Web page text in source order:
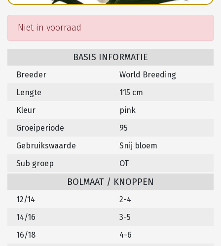
Niet in voorraad
BASIS INFORMATIE
Breeder
World Breeding
Lengte
115 cm
Kleur
pink
Groeiperiode
95
Gebruikswaarde
Snij bloem
Sub groep
OT
BOLMAAT / KNOPPEN
12/14
2-4
14/16
3-5
16/18
4-6